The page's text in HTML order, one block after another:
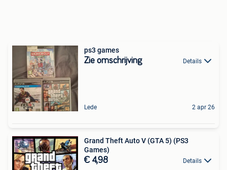
ps3 games
Zie omschrijving Details
Lede 2 apr 26
Grand Theft Auto V (GTA 5) (PS3
Games)
€ 4,98 Details